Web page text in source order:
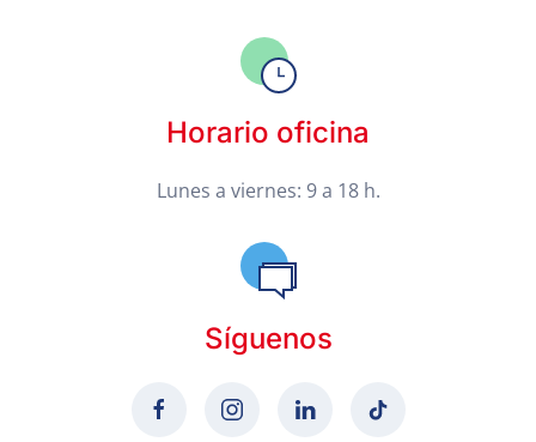
Horario oficina
Lunes a viernes: 9 a 18 h.
Síguenos